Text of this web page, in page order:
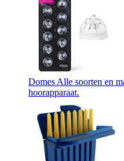
Domes Alle soorten en
hoorapparaat.